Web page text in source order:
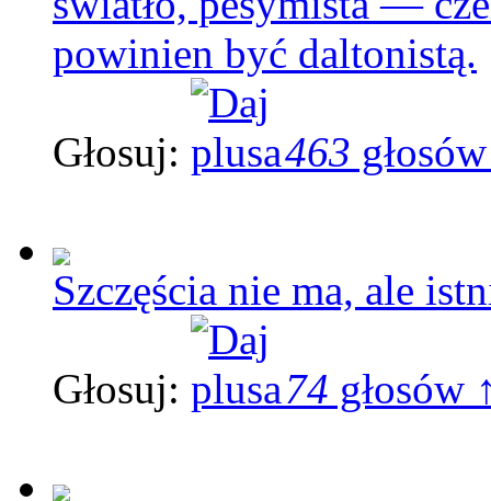
powinien być daltonistą.
Głosuj: 463
Szczęścia nie ma, ale
Głosuj: 74 głosów